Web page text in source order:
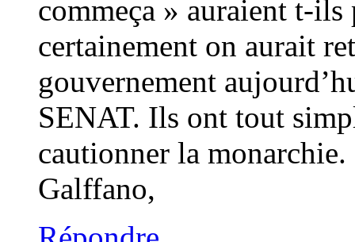
commeça » auraient t-ils
certainement on aurait
gouvernement
SENAT. Ils ont tout
cautionner la monarchie.
Galffano,